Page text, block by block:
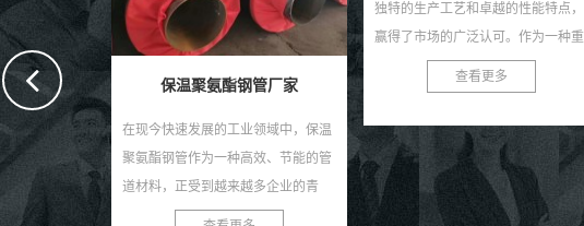
厂家
域中，保温
、节能的管
酯钢管厂
独特的生产工艺和卓越的性能特点，
赢得了市场的广泛认可。作为一种重
气、化工、建筑、桥梁等诸...
查看更多
盾 在现代化工程建设的宏大舞台上，
大口径螺旋钢管以其独特的优势，扮
演着至关重要的角色。作为一种高性
能的金属管道材料，...
查看更多